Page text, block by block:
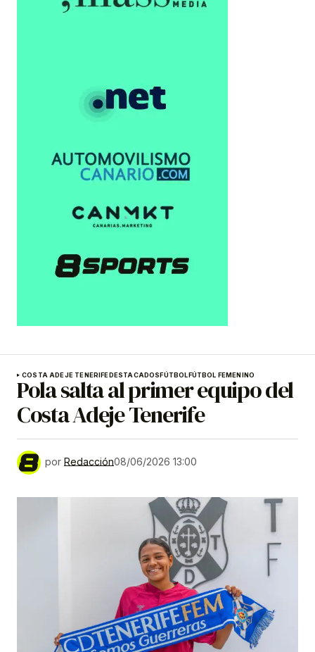
COSTA ADEJE TENERIFEDESTACADOSFÚTBOLFÚTBOL FEMENINO
Pola salta al primer equipo del
Costa Adeje Tenerife
por Redacción08/06/2026 13:00